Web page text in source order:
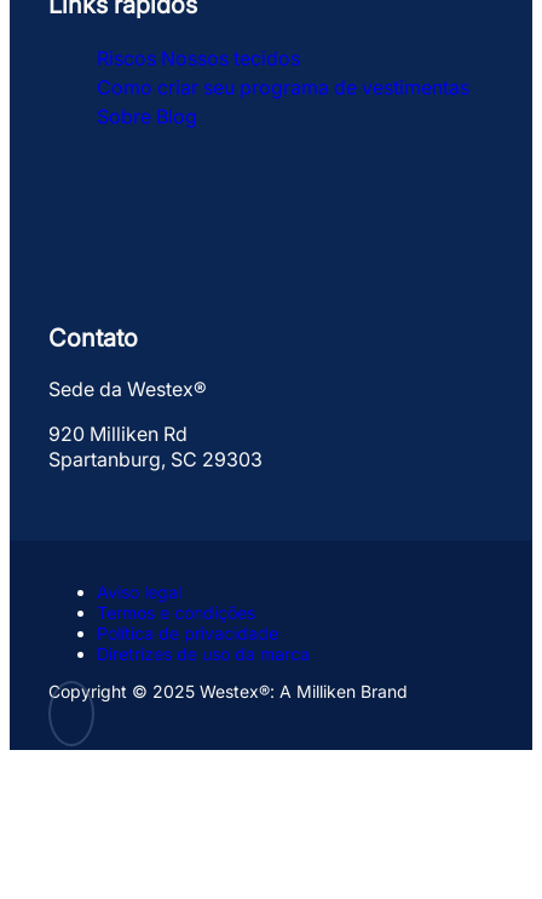
Riscos Nossos tecidos
Como criar seu programa de vestimentas
Sobre Blog
Contato
Sede da Westex®
920 Milliken Rd
Spartanburg, SC 29303
Aviso legal
Termos e condições
Política de privacidade
Diretrizes de uso da marca
Copyright © 2025 Westex®: A Milliken Brand